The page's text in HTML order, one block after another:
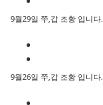
9월29일 쭈,갑 조황 입니다.
9월26일 쭈,갑 조황 입니다.